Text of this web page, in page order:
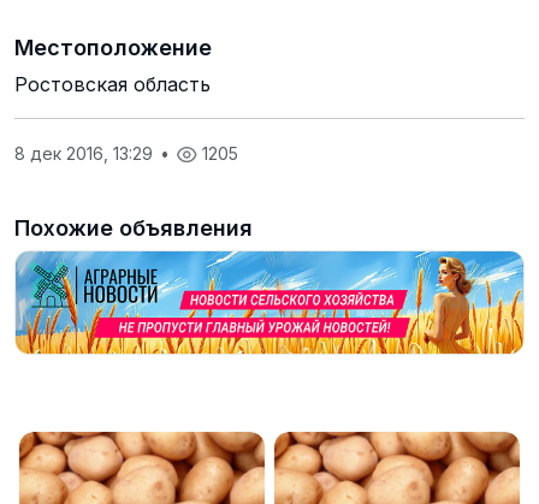
Местоположение
Ростовская область
8 дек 2016, 13:29 • 1205
Похожие объявления